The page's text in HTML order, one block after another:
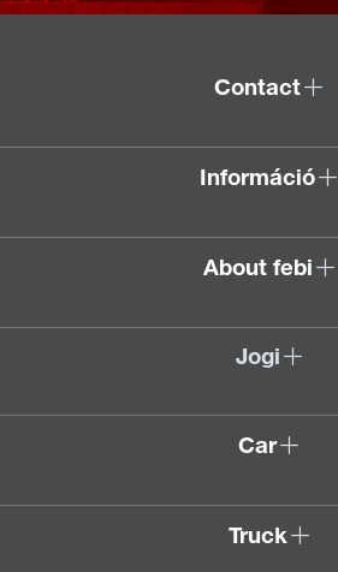
Contact
Információ
About febi
Jogi
Car
Truck